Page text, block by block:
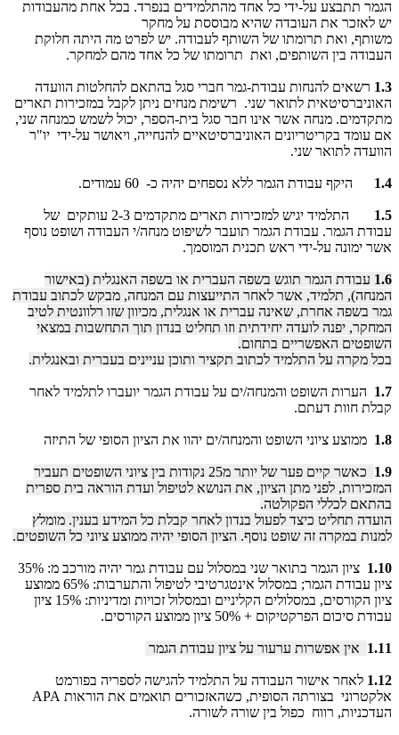
הגמר תתבצע על-ידי כל אחד מהתלמידים בנפרד. בכל אחת מהעבודות
יש לאזכר את העובדה שהיא מבוססת על מחקר
משותף, ואת תרומתו של השותף לעבודה. יש לפרט מה היתה חלוקת
העבודה בין השותפים, ואת תרומתו של כל אחד מהם למחקר.
1.3 רשאים להנחות עבודת-גמר חברי סגל בהתאם להחלטות הוועדה
האוניברסיטאית לתואר שני. רשימת מנחים ניתן לקבל במזכירות תארים
מתקדמים. מנחה אשר אינו חבר סגל בית-הספר, יכול לשמש כמנחה שני,
אם עומד בקריטריונים האוניברסיטאיים להנחייה, ויאושר על-ידי יו"ר
הוועדה לתואר שני.
1.4 היקף עבודת הגמר ללא נספחים יהיה כ- 60 עמודים.
1.5
התלמיד יגיש למזכירות תארים מתקדמים 2-3 עותקים של
עבודת הגמר. עבודת הגמר תועבר לשיפוט מנחה/י העבודה ושופט נוסף
אשר ימונה על-ידי ראש תכנית המוסמך.
1.6 עבודת הגמר תוגש בשפה העברית או בשפה האנגלית (באישור
המנחה), תלמיד, אשר לאחר התייעצות עם המנחה, מבקש לכתוב עבודת
גמר בשפה אחרת, שאינה עברית או אנגלית, מכיוון שזו רלוונטית לטיב
המחקר, יפנה לועדה יחידתית וזו תחליט בנדון תוך התחשבות במצאי
השופטים האפשריים בתחום.
בכל מקרה על התלמיד לכתוב תקציר ותוכן עניינים בעברית ובאנגלית.
1.7 הערות השופט והמנחה/ים על עבודת הגמר יועברו לתלמיד לאחר
קבלת חוות דעתם.
1.8 ממוצע ציוני השופט והמנחה/ים יהוו את הציון הסופי של התיזה
1.9
כאשר קיים פער של יותר מ25 נקודות בין ציוני השופטים תעביר
המזכירות, לפני מתן הציון, את הנושא לטיפול ועדת הוראה בית ספרית
בהתאם לכללי הפקולטה.
הועדה תחליט כיצד לפעול בנדון לאחר קבלת כל המידע בענין. מומלץ
למנות במקרה זה שופט נוסף. הציון הסופי יהיה ממוצע ציוני כל השופטים.
1.10
ציון הגמר בתואר שני במסלול עם עבודת גמר יהיה מורכב מ: 35%
ציון עבודת הגמר; במסלול אינטגרטיבי לטיפול והתערבות: 65% ממוצע
ציון הקורסים, במסלולים הקליניים ובמסלול זכויות ומדיניות: 15% ציון
עבודת סיכום הפרקטיקום + 50% ציון ממוצע הקורסים.
1.11 אין אפשרות ערעור על ציון עבודת הגמר
1.12 לאחר אישור העבודה על התלמיד להגישה לספריה בפורמט
אלקטרוני בצורתה הסופית, כשהאזכורים תואמים את הוראות APA
העדכניות, רווח כפול בין שורה לשורה.